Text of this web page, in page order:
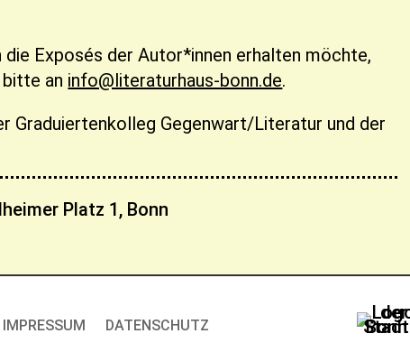
Exposés der Autor*innen erhalten möchte,
an info@literaturhaus-bonn.de.
Graduiertenkolleg Gegenwart/Literatur und der
Platz 1, Bonn
IMPRESSUM
DATENSCHUTZ